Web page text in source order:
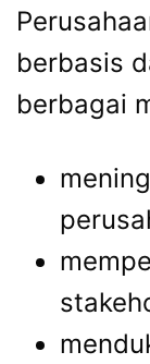
berbasis
berbagai